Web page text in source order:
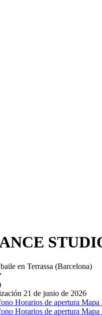
en Terrassa (Barcelona)
21 de junio de 2026
Horarios de apertura Mapa
Horarios de apertura Mapa